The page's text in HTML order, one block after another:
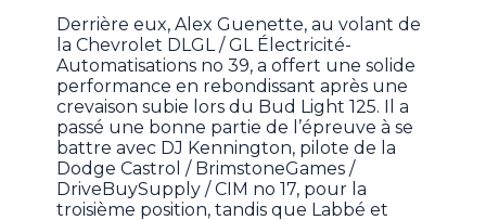
Derrière eux, Alex Guenette, au volant de
la Chevrolet DLGL / GL Électricité-
Automatisations no 39, a offert une solide
performance en rebondissant après une
crevaison subie lors du Bud Light 125. Il a
passé une bonne partie de l’épreuve à se
battre avec DJ Kennington, pilote de la
Dodge Castrol / BrimstoneGames /
DriveBuySupply / CIM no 17, pour la
troisième position, tandis que Labbé et